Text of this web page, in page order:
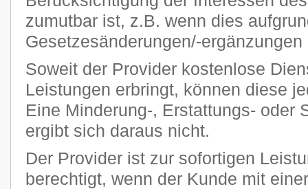
zumutbar ist, z.B. wenn dies
Gesetzesänderungen/-
Soweit der Provider kostenlose
Leistungen erbringt, können diese
Eine Minderung-, Erstattungs- oder
ergibt sich daraus nicht.
Der Provider ist zur sofortigen
berechtigt, wenn der Kunde mit